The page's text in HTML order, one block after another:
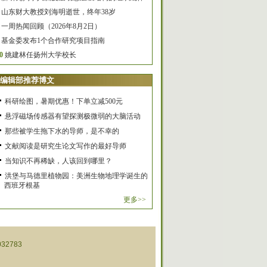
山东财大教授刘海明逝世，终年38岁
一周热闻回顾（2026年8月2日）
基金委发布1个合作研究项目指南
姚建林任扬州大学校长
编辑部推荐博文
科研绘图，暑期优惠！下单立减500元
悬浮磁场传感器有望探测极微弱的大脑活动
那些被学生拖下水的导师，是不幸的
文献阅读是研究生论文写作的最好导师
当知识不再稀缺，人该回到哪里？
洪堡与马德里植物园：美洲生物地理学诞生的
西班牙根基
更多>>